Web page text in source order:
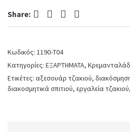
σε
Share: Facebook Twitter Pinterest LinkedIn
Κωδικός: 1190-T04
Κατηγορίες: ΕΞΑΡΤΗΜΑΤΑ,
Ετικέτες: αξεσουάρ τζακιού,
διακοσμητικά σπιτιού, εργαλεία τζακιού,